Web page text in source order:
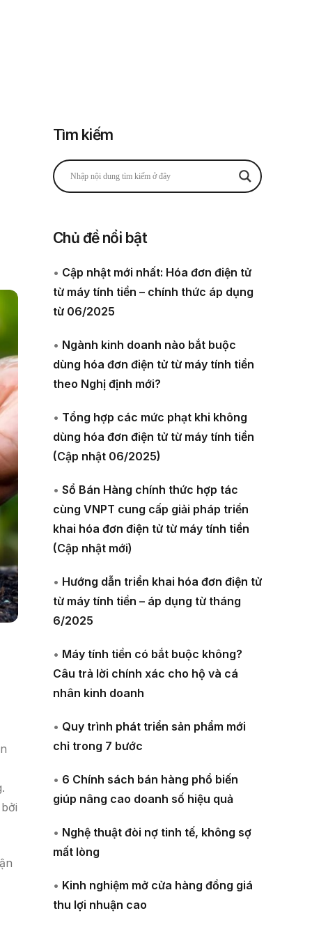
Tìm kiếm
Chủ đề nổi bật
• Cập nhật mới nhất: Hóa đơn điện tử
từ máy tính tiền – chính thức áp dụng
từ 06/2025
• Ngành kinh doanh nào bắt buộc
dùng hóa đơn điện tử từ máy tính tiền
theo Nghị định mới?
• Tổng hợp các mức phạt khi không
dùng hóa đơn điện tử từ máy tính tiền
(Cập nhật 06/2025)
• Sổ Bán Hàng chính thức hợp tác
cùng VNPT cung cấp giải pháp triển
khai hóa đơn điện tử từ máy tính tiền
(Cập nhật mới)
• Hướng dẫn triển khai hóa đơn điện tử
từ máy tính tiền – áp dụng từ tháng
6/2025
• Máy tính tiền có bắt buộc không?
Câu trả lời chính xác cho hộ và cá
nhân kinh doanh
• Quy trình phát triển sản phẩm mới
chỉ trong 7 bước
• 6 Chính sách bán hàng phổ biến
giúp nâng cao doanh số hiệu quả
• Nghệ thuật đòi nợ tinh tế, không sợ
mất lòng
• Kinh nghiệm mở cửa hàng đồng giá
thu lợi nhuận cao